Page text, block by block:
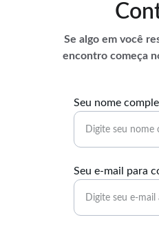
Seu nome
Seu e-mail para
Se algo em você
encontro começa